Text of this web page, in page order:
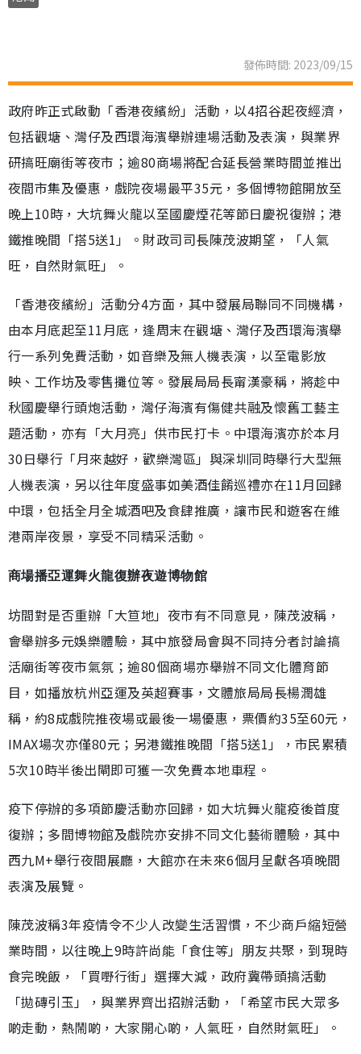
發佈時間: 2023/09/15
政府昨正式啟動「香港夜繽紛」活動，以4招谷起夜經濟，
包括觀塘、灣仔及西環海濱舉辦連場活動及表演，與業界
研搞旺廟街等夜市；逾80商場將配合延長營業時間並推出
夜間市集及優惠，戲院夜場最平35元，多個博物館開放至
晚上10時，大坑舞火龍以至國慶煙花等節日慶祝復辦；港
鐵推晚間「搭5送1」。財政司司長陳茂波期望，「人氣
旺，自然財氣旺」。
「香港夜繽紛」活動分4方面，其中發展局聯同不同機構，
由本月底起至11月底，逢周末在觀塘、灣仔及西環海濱舉
行一系列免費活動，如音樂及無人機表演，以至電影放
映、工作坊及零售攤位等。發展局局長甯漢豪稱，將趁中
秋國慶舉行頭炮活動，灣仔海濱有傷健共融及懷舊工藝主
題活動，亦有「大月亮」供市民打卡。中環海濱亦於本月
30日舉行「月來越好，歡樂灣區」與深圳同時舉行大型無
人機表演，另以往年度盛事如美酒佳餚巡禮亦在11月回歸
中環，包括全月全城酒吧及食肆推廣，讓市民和遊客在維
港兩岸夜景，享受不同精采活動。
商場播亞運舞火龍復辦夜遊博物館
坊間對是否重辦「大笪地」夜市有不同意見，陳茂波稱，
會舉辦多元娛樂體驗，其中旅發局會與不同持分者討論搞
活廟街等夜市氣氛；逾80個商場亦舉辦不同文化體育節
目，如播放杭州亞運及英超賽事，文體旅局局長楊潤雄
稱，約8成戲院推夜場或最後一場優惠，票價約35至60元，
IMAX場次亦僅80元；另港鐵推晚間「搭5送1」，市民累積
5次10時半後出閘即可獲一次免費本地車程。
疫下停辦的多項節慶活動亦回歸，如大坑舞火龍疫後首度
復辦；多間博物館及戲院亦安排不同文化藝術體驗，其中
西九M+舉行夜間展廳，大館亦在未來6個月呈獻各項晚間
表演及展覽。
陳茂波稱3年疫情令不少人改變生活習慣，不少商戶縮短營
業時間，以往晚上9時許尚能「食住等」朋友共聚，到現時
食完晚飯，「買嘢行街」選擇大減，政府冀帶頭搞活動
「拋磚引玉」，與業界齊出招辦活動，「希望市民大眾多
啲走動，熱鬧啲，大家開心啲，人氣旺，自然財氣旺」。